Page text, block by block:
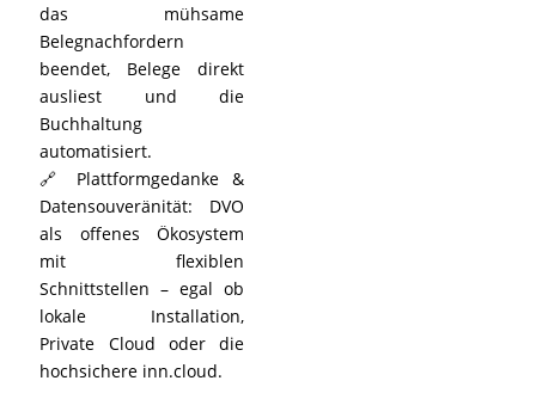
das mühsame
Belegnachfordern
beendet, Belege direkt
ausliest und die
Buchhaltung
automatisiert.
🔗 Plattformgedanke &
Datensouveränität: DVO
als offenes Ökosystem
mit flexiblen
Schnittstellen – egal ob
lokale Installation,
Private Cloud oder die
hochsichere inn.cloud.